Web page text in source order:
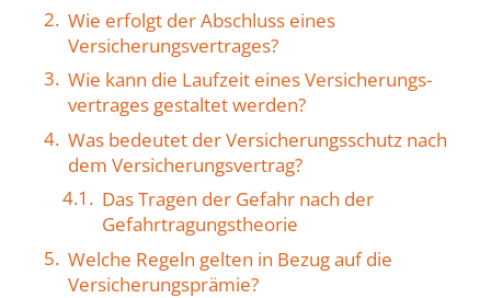
Wie erfolgt der Abschluss eines
Versicherungs­vertrages?
Wie kann die Laufzeit eines Versicherungs­
vertrages gestaltet werden?
Was bedeutet der Versicherungs­schutz nach
dem Versicherungs­vertrag?
Das Tragen der Gefahr nach der
Gefahrtr­agungstheorie
Welche Regeln gelten in Bezug auf die
Versicherungsprämie?